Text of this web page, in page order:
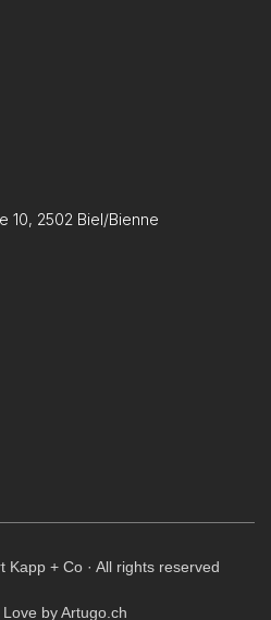
10, 2502 Biel/Bienne
+ Co · All rights reserved
by Artugo.ch